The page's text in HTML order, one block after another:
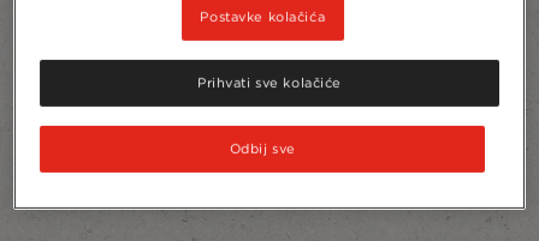
Postavke kolačića
Odbij sve
Prihvati sve kolačiće